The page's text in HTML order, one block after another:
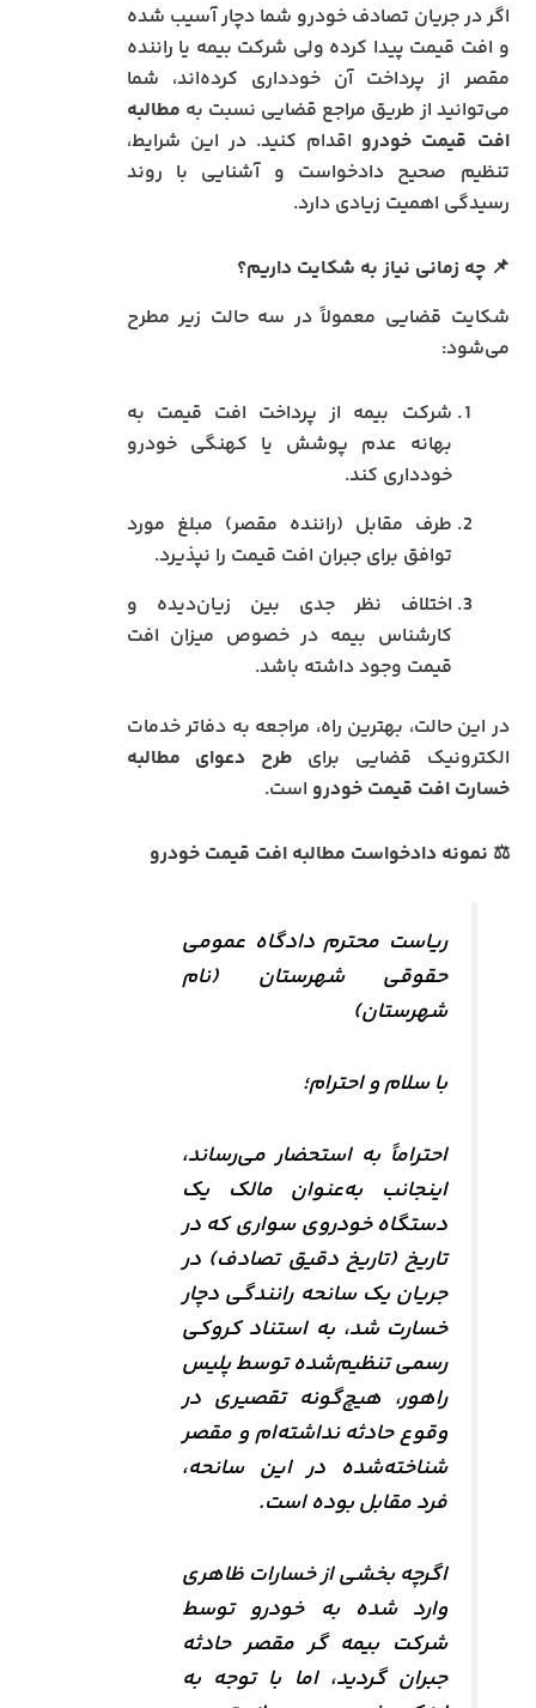
اگر در جریان تصادف خودرو شما دچار آسیب شده
و افت قیمت پیدا کرده ولی شرکت بیمه یا راننده
مقصر از پرداخت آن خودداری کرده‌اند، شما
می‌توانید از طریق مراجع قضایی نسبت به مطالبه
افت قیمت خودرو اقدام کنید. در این شرایط،
تنظیم صحیح دادخواست و آشنایی با روند
رسیدگی اهمیت زیادی دارد.
📌 چه زمانی نیاز به شکایت داریم؟
شکایت قضایی معمولاً در سه حالت زیر مطرح
می‌شود:
شرکت بیمه از پرداخت افت قیمت به
بهانه عدم پوشش یا کهنگی خودرو
خودداری کند.
طرف مقابل (راننده مقصر) مبلغ مورد
توافق برای جبران افت قیمت را نپذیرد.
اختلاف نظر جدی بین زیان‌دیده و
کارشناس بیمه در خصوص میزان افت
قیمت وجود داشته باشد.
در این حالت، بهترین راه، مراجعه به دفاتر خدمات
الکترونیک قضایی برای طرح دعوای مطالبه
خسارت افت قیمت خودرو است.
⚖️ نمونه دادخواست مطالبه افت قیمت خودرو
ریاست محترم دادگاه عمومی
حقوقی شهرستان (نام
شهرستان)
با سلام و احترام؛
احتراماً به استحضار می‌رساند،
اینجانب به‌عنوان مالک یک
دستگاه خودروی سواری که در
تاریخ (تاریخ دقیق تصادف) در
جریان یک سانحه رانندگی دچار
خسارت شد، به استناد کروکی
رسمی تنظیم‌شده توسط پلیس
راهور، هیچ‌گونه تقصیری در
وقوع حادثه نداشته‌ام و مقصر
شناخته‌شده در این سانحه،
فرد مقابل بوده است.
اگرچه بخشی از خسارات ظاهری
وارد شده به خودرو توسط
شرکت بیمه‌ گر مقصر حادثه
جبران گردید، اما با توجه به